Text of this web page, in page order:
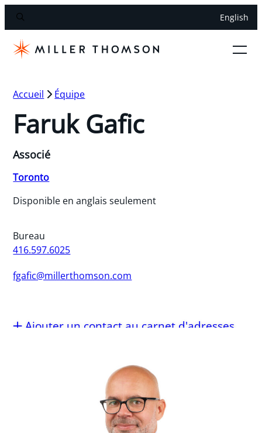
English
Accueil Équipe
Faruk Gafic
Associé
Toronto
Disponible en anglais seulement
Bureau
416.597.6025
fgafic@millerthomson.com
Ajouter un contact au carnet d'adresses